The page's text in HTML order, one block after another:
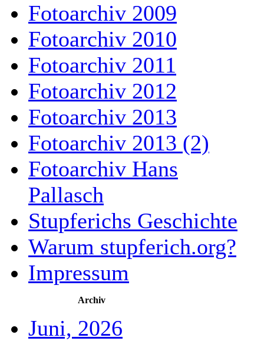
Fotoarchiv 2009
Fotoarchiv 2010
Fotoarchiv 2011
Fotoarchiv 2012
Fotoarchiv 2013
Fotoarchiv 2013 (2)
Fotoarchiv Hans
Pallasch
Stupferichs Geschichte
Warum stupferich.org?
Impressum
Archiv
Juni, 2026